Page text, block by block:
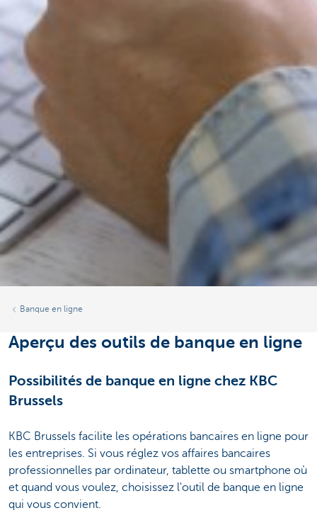
Banque en ligne
Aperçu des outils de banque en ligne
Possibilités de banque en ligne chez KBC
Brussels
KBC Brussels facilite les opérations bancaires en ligne pour
les entreprises. Si vous réglez vos affaires bancaires
professionnelles par ordinateur, tablette ou smartphone où
et quand vous voulez, choisissez l'outil de banque en ligne
qui vous convient.